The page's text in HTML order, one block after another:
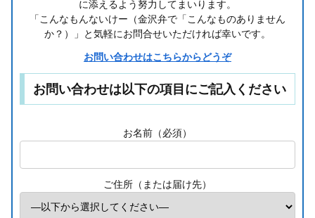
に添えるよう努力してまいります。
「こんなもんないけー（金沢弁で「こんなものありません
か？）」と気軽にお問合せいただければ幸いです。
お問い合わせはこちらからどうぞ
お問い合わせは以下の項目にご記入ください
お名前（必須）
ご住所（または届け先）